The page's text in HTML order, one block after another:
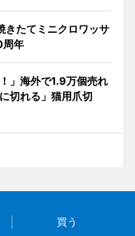
きたてミニクロワッサ
周年
」海外で1.9万個売れ
切れる」猫用爪切
買う